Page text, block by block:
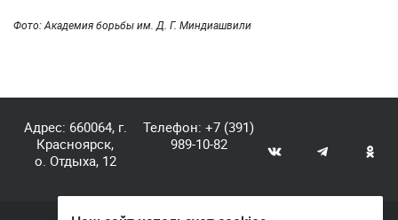
Фото: Академия борьбы им. Д. Г. Миндиашвили
Адрес: 660064, г.
Красноярск,
о. Отдыха, 12
Телефон:+7 (391)
989-10-82